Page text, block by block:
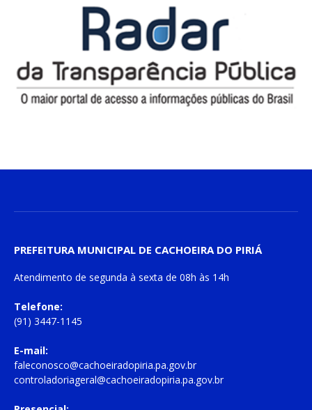
PREFEITURA MUNICIPAL DE CACHOEIRA DO PIRIÁ
Atendimento de segunda à sexta de 08h às 14h
Telefone:
(91) 3447-1145
E-mail:
faleconosco@cachoeiradopiria.pa.gov.br
controladoriageral@cachoeiradopiria.pa.gov.br